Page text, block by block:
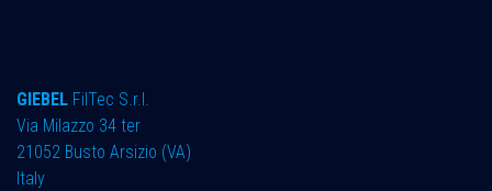
GIEBEL FilTec S.r.l.
Via Milazzo 34 ter ​
21052 Busto Arsizio (VA)
Italy